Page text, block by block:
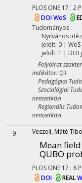
PLOS ONE 17 : 2
DOIWoS
Tudományos
Nyilvános
jelölt: 0 |
jelölt: 1 | DOI
Folyóirat
indikátor: Q1
Pedagógiai
Szociológiai
nemzetközi
Regionális
nemzetközi
9 Veszeli, Máté
Mean
QUBO
PLOS ONE 17 : 8
DOI
REAL